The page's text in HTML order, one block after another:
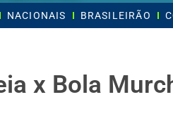
NACIONAIS BRASILEIRÃO
x Bola